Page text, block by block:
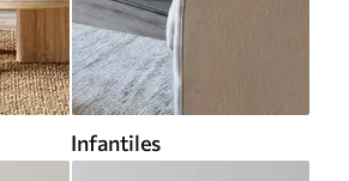
Infantiles